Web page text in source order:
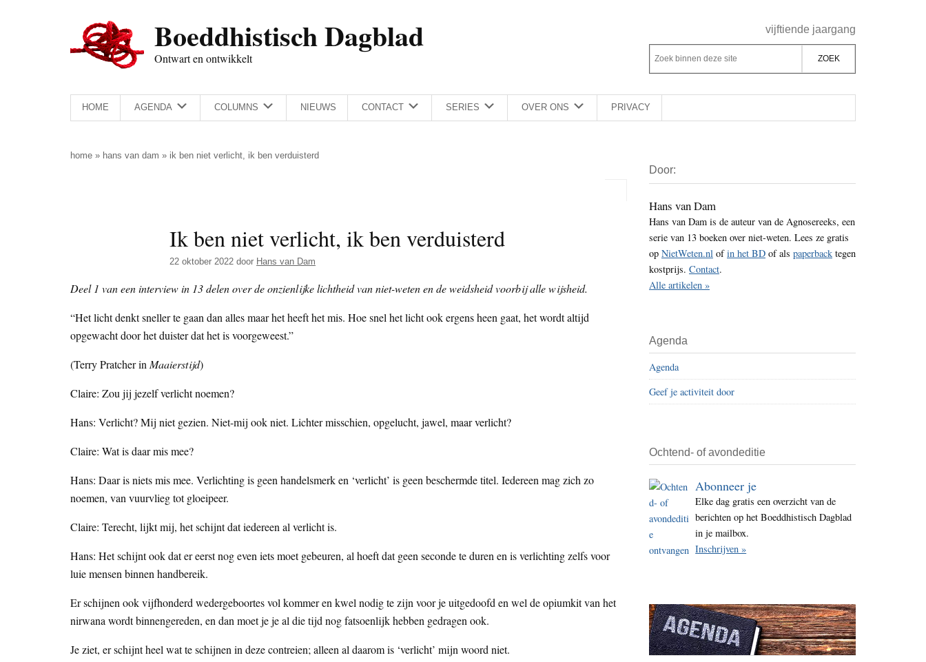
Boeddhistisch Dagblad
Ontwart en ontwikkelt
Rechts
vijftiende jaargang
Z
o
e
k
d
e
z
e
s
i
t
Z
o
k
b
n
n
e
z
e
t
e
HOME AGENDA COLUMNS NIEUWS CONTACT SERIES OVER ONS PRIVACY
home » hans van dam » ik ben niet verlicht, ik ben verduisterd
Ik ben niet verlicht, ik ben verduisterd
22 oktober 2022 door Hans van Dam
Deel 1 van een interview in 13 delen over de onzienlijke lichtheid van niet-weten en de weidsheid voorbij alle wijsheid.
“Het licht denkt sneller te gaan dan alles maar het heeft het mis. Hoe snel het licht ook ergens heen gaat, het wordt altijd
opgewacht door het duister dat het is voorgeweest.”
(Terry Pratcher in Maaierstijd)
Claire: Zou jij jezelf verlicht noemen?
Hans: Verlicht? Mij niet gezien. Niet-mij ook niet. Lichter misschien, opgelucht, jawel, maar verlicht?
Claire: Wat is daar mis mee?
Hans: Daar is niets mis mee. Verlichting is geen handelsmerk en ‘verlicht’ is geen beschermde titel. Iedereen mag zich zo
noemen, van vuurvlieg tot gloeipeer.
Claire: Terecht, lijkt mij, het schijnt dat iedereen al verlicht is.
Hans: Het schijnt ook dat er eerst nog even iets moet gebeuren, al hoeft dat geen seconde te duren en is verlichting zelfs voor
luie mensen binnen handbereik.
Er schijnen ook vijfhonderd wedergeboortes vol kommer en kwel nodig te zijn voor je uitgedoofd en wel de opiumkit van het
nirwana wordt binnengereden, en dan moet je je al die tijd nog fatsoenlijk hebben gedragen ook.
Je ziet, er schijnt heel wat te schijnen in deze contreien; alleen al daarom is ‘verlicht’ mijn woord niet.
Sidebar
Door:
Hans van Dam
Hans van Dam is de auteur van de Agnosereeks, een
serie van 13 boeken over niet-weten. Lees ze gratis
op NietWeten.nl ofin het BD of als paperback tegen
kostprijs. Contact.
Alle artikelen »
Agenda
Agenda
Geef je activiteit door
Ochtend- of avondeditie
Abonneer je
Elke dag gratis een overzicht van de
berichten op het Boeddhistisch Dagblad
in je mailbox.
Inschrijven »